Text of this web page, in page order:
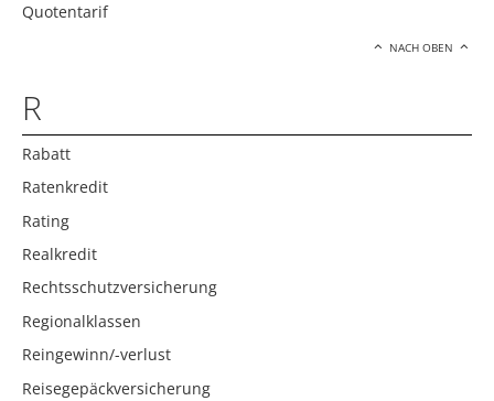
Quotentarif
NACH OBEN
R
Rabatt
Ratenkredit
Rating
Realkredit
Rechtsschutzversicherung
Regionalklassen
Reingewinn/-verlust
Reisegepäckversicherung